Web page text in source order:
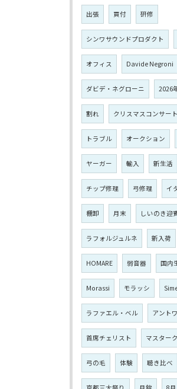
出張 買付 研修
シンワサウンドプロダクト
オフィス Davide Negroni
ダビデ・ネグローニ 2026
割れ クリスマスコンサート
トラブル オークション
ヤーガー 輸入 新生活
チップ修理 弓修理 イ
棚卸 月末 しいのき迎
ラフォルジュルネ 新入荷
HOMARE 弱音器 国内
Morassi モラッシ
ラファエル・ベル アント
首席チェリスト マスター
弓の毛 体験 聴き比べ